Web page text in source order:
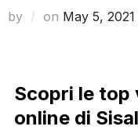
by on Posted
May 5, 2021
Scopri le top
online di Sisal